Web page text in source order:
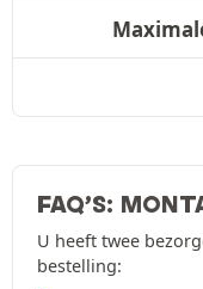
FAQ’S:
U heeft twee
bestelling: